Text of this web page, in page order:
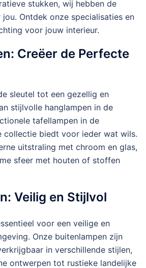
stukken, wij hebben de
Ontdek onze specialisaties en
voor jouw interieur.
Creëer de Perfecte
sleutel tot een gezellig en
stijlvolle hanglampen in de
tafellampen in de
collectie biedt voor ieder wat wils.
uitstraling met chroom en glas,
sfeer met houten of stoffen
Veilig en Stijlvol
voor een veilige en
Onze buitenlampen zijn
in verschillende stijlen,
ontwerpen tot rustieke landelijke